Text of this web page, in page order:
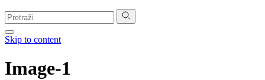
Pretraga:
Skip to content
Image-1